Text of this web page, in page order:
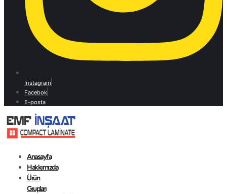
İnstagram
Facebok
E-posta
Anasayfa
Hakkımızda
Ürün
Grupları